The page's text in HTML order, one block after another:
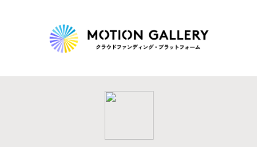
Highlight